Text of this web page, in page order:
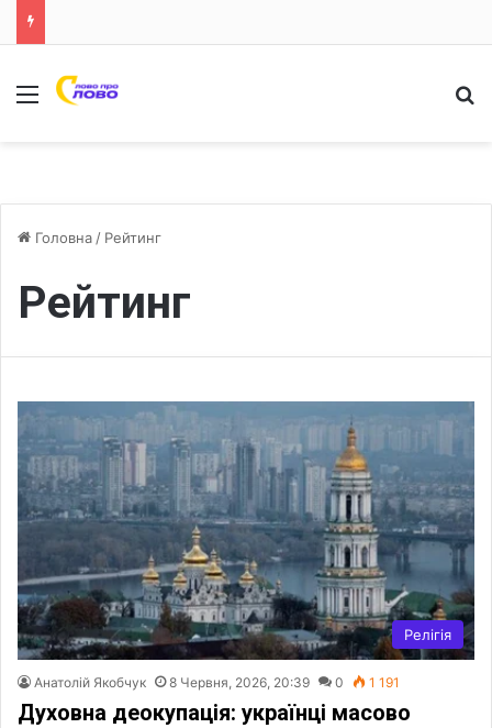
Меню
Головна / Рейтинг
Рейтинг
Релігія
Анатолій Якобчук 8 Червня, 2026, 20:39 0 1 191
Духовна деокупація: українці масово